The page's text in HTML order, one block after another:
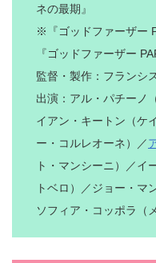
ネの最期』
※『ゴッドファーザー
『ゴッドファーザー
監督・製作：フランシ
出演：アル・パチーノ
イアン・キートン（ケ
ー・コルレオーネ）／
ト・マンシーニ）／イ
トベロ）／ジョー・マ
ソフィア・コッポラ（